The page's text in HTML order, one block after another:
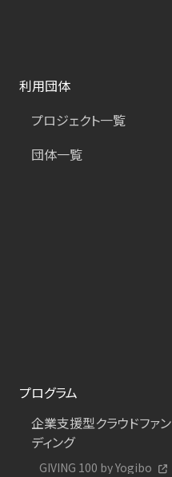
利用団体
プロジェクト一覧
団体一覧
プログラム
企業支援型クラウドファン
ディング
GIVING 100 by Yogibo